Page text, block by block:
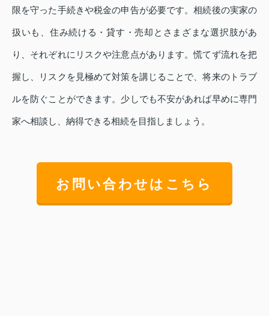
限を守った手続きや税金の申告が必要です。相続後の実家の
扱いも、住み続ける・貸す・売却とさまざまな選択肢があ
り、それぞれにリスクや注意点があります。慌てず流れを把
握し、リスクを見極めて対策を講じることで、将来のトラブ
ルを防ぐことができます。少しでも不安があれば早めに専門
家へ相談し、納得できる相続を目指しましょう。
お問い合わせはこちら